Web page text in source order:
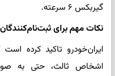
گیربکس ۶ سرعته.
نکات مهم برای
ایران‌خودرو تاکید کرده است
اشخاص ثالث، حتی به